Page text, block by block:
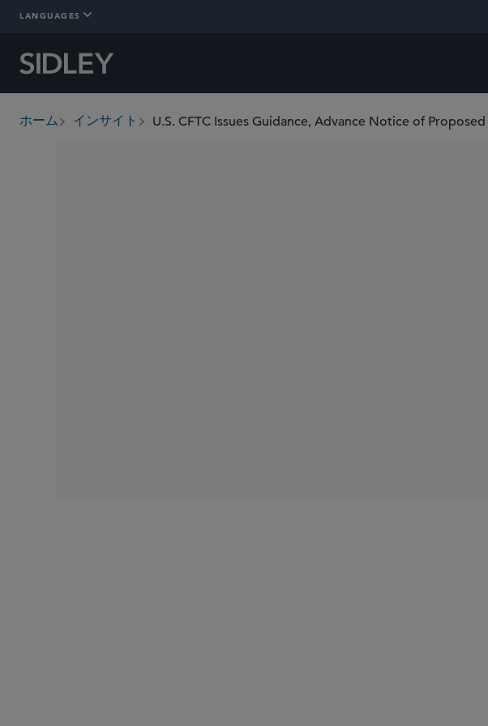
LANGUAGES
breadcrumbs
ホーム インサイト